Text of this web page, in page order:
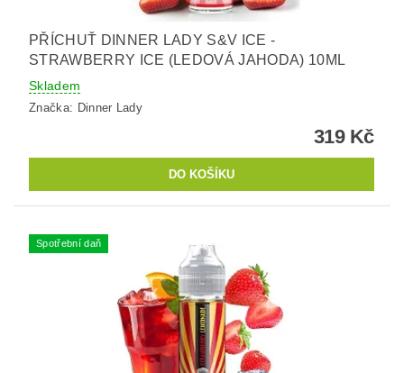
PŘÍCHUŤ DINNER LADY S&V ICE -
STRAWBERRY ICE (LEDOVÁ JAHODA) 10ML
Skladem
Značka: Dinner Lady
319 Kč
Spotřební daň